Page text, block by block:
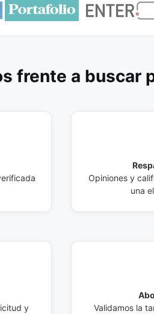
frente a buscar
Opiniones y
una
y
Validamos la